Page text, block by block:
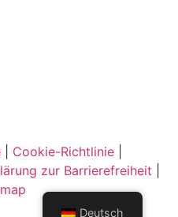
| Cookie-Richtlinie|
zur Barrierefreiheit
Deutsch